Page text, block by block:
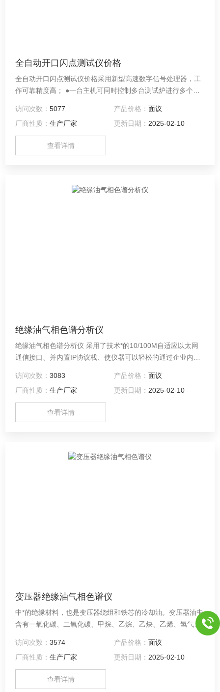
全自动开口闪点测试仪价格
全自动开口闪点测试仪价格采用新型高速数字信号处理器，工
作可靠精度高； ●一台主机可同时控制多台测试炉进行多个样
打印，整个实验过程自动完成； ● 铂金电热丝或气点火方式
（可选）；
访问次数：5077 产品价格： 面议
厂商性质：生产厂家 更新日期： 2025-02-10
查看详情
绝缘油气相色谱分析仪
绝缘油气相色谱分析仪 采用了技术*的10/100M自适应以太网
通信接口、并内置IP协议栈、使仪器可以轻松的通过企业内部
设、简化了实验室的配置、方便了分析数据的管理
访问次数：3083 产品价格： 面议
厂商性质：生产厂家 更新日期： 2025-02-10
查看详情
变压器绝缘油气相色谱仪
中*的绝缘材料，也是变压器绕组和铁芯的冷却油。变压器油中
含有一氧化碳、二氧化碳、甲烷、乙烷、乙炔、乙烯、氢气等
气体，当绝缘油中的总含气量小于3%（V/V）时，绝缘油的品
质佳，变压器绝缘油气相色谱仪能够起到很好的绝缘效果。但
是如果绝缘油中的总含气量过高，就会大幅度降
访问次数：3574 产品价格： 面议
厂商性质：生产厂家 更新日期： 2025-02-10
查看详情